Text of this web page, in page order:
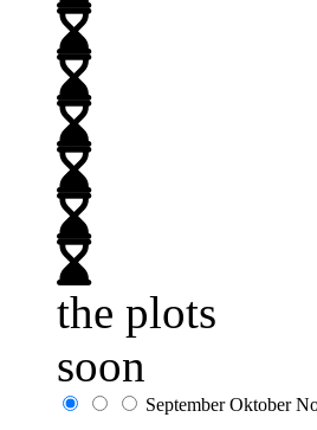
the plots
soon
September Oktober